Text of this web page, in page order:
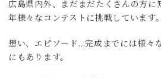
広島県内外、まだまだたくさんの方に
年様々なコンテストに挑戦しています。
想い、エピソード…完成までには様々
にもあります。